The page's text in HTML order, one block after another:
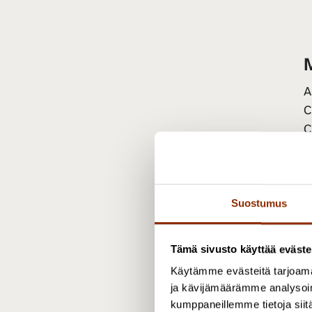
Suostumus
Tämä sivusto käyttää
Käytämme evästeitä
ja kävijämäärämme
kumppaneillemme tietoja